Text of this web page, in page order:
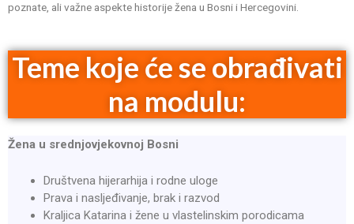
poznate, ali važne aspekte historije žena u Bosni i Hercegovini.
Teme koje će se obrađivati
na modulu:
Žena u srednjovjekovnoj Bosni
Društvena hijerarhija i rodne uloge
Prava i nasljeđivanje, brak i razvod
Kraljica Katarina i žene u vlastelinskim porodicama